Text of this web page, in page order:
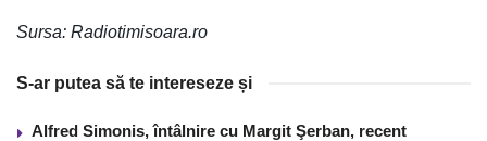
Sursa: Radiotimisoara.ro
S-ar putea să te intereseze și
Alfred Simonis, întâlnire cu Margit Şerban, recent